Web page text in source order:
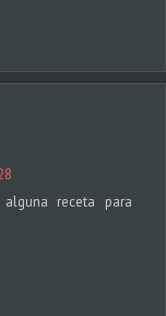
receta para